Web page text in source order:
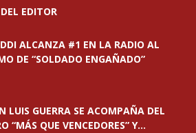
EDITOR
ALCANZA #1 EN LA RADIO AL
DE “SOLDADO ENGAÑADO”
LUIS GUERRA SE ACOMPAÑA DEL
“MÁS QUE VENCEDORES” Y...